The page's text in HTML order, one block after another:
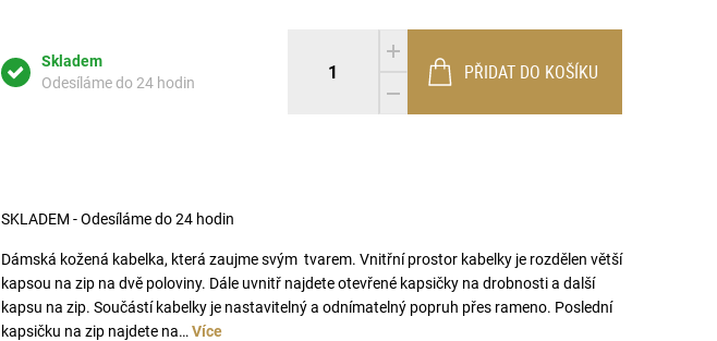
Skladem
Odesíláme do 24 hodin
PŘIDAT DO KOŠÍKU
SKLADEM - Odesíláme do 24 hodin
Dámská kožená kabelka, která zaujme svým tvarem. Vnitřní prostor kabelky je rozdělen větší
kapsou na zip na dvě poloviny. Dále uvnitř najdete otevřené kapsičky na drobnosti a další
kapsu na zip. Součástí kabelky je nastavitelný a odnímatelný popruh přes rameno. Poslední
kapsičku na zip najdete na… Více